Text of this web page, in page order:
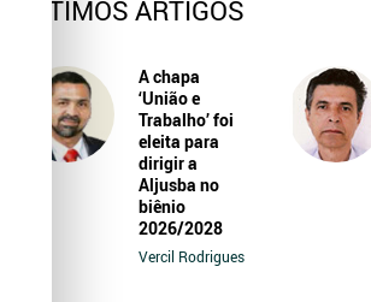
ÚLTIMOS ARTIGOS
A chapa
‘União e
Trabalho’ foi
eleita para
dirigir a
Aljusba no
biênio
2026/2028
Vercil Rodrigues